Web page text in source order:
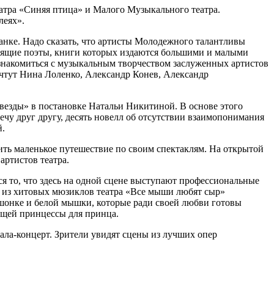
«Синяя птица» и Малого Музыкального театра.
Надо сказать, что артисты Молодежного талантливы
поэты, книги которых издаются большими и малыми
с музыкальным творчеством заслуженных артистов
Нина Лоленко, Александр Конев, Александр
в постановке Натальи Никитиной. В основе этого
друг другу, десять новелл об отсутствии взаимопонимания
маленькое путешествие по своим спектаклям. На открытой
театра.
то, что здесь на одной сцене выступают профессиональные
хитовых мюзиклов театра «Все мыши любят сыр»
и белой мышки, которые ради своей любви готовы
принцессы для принца.
концерт. Зрители увидят сцены из лучших опер